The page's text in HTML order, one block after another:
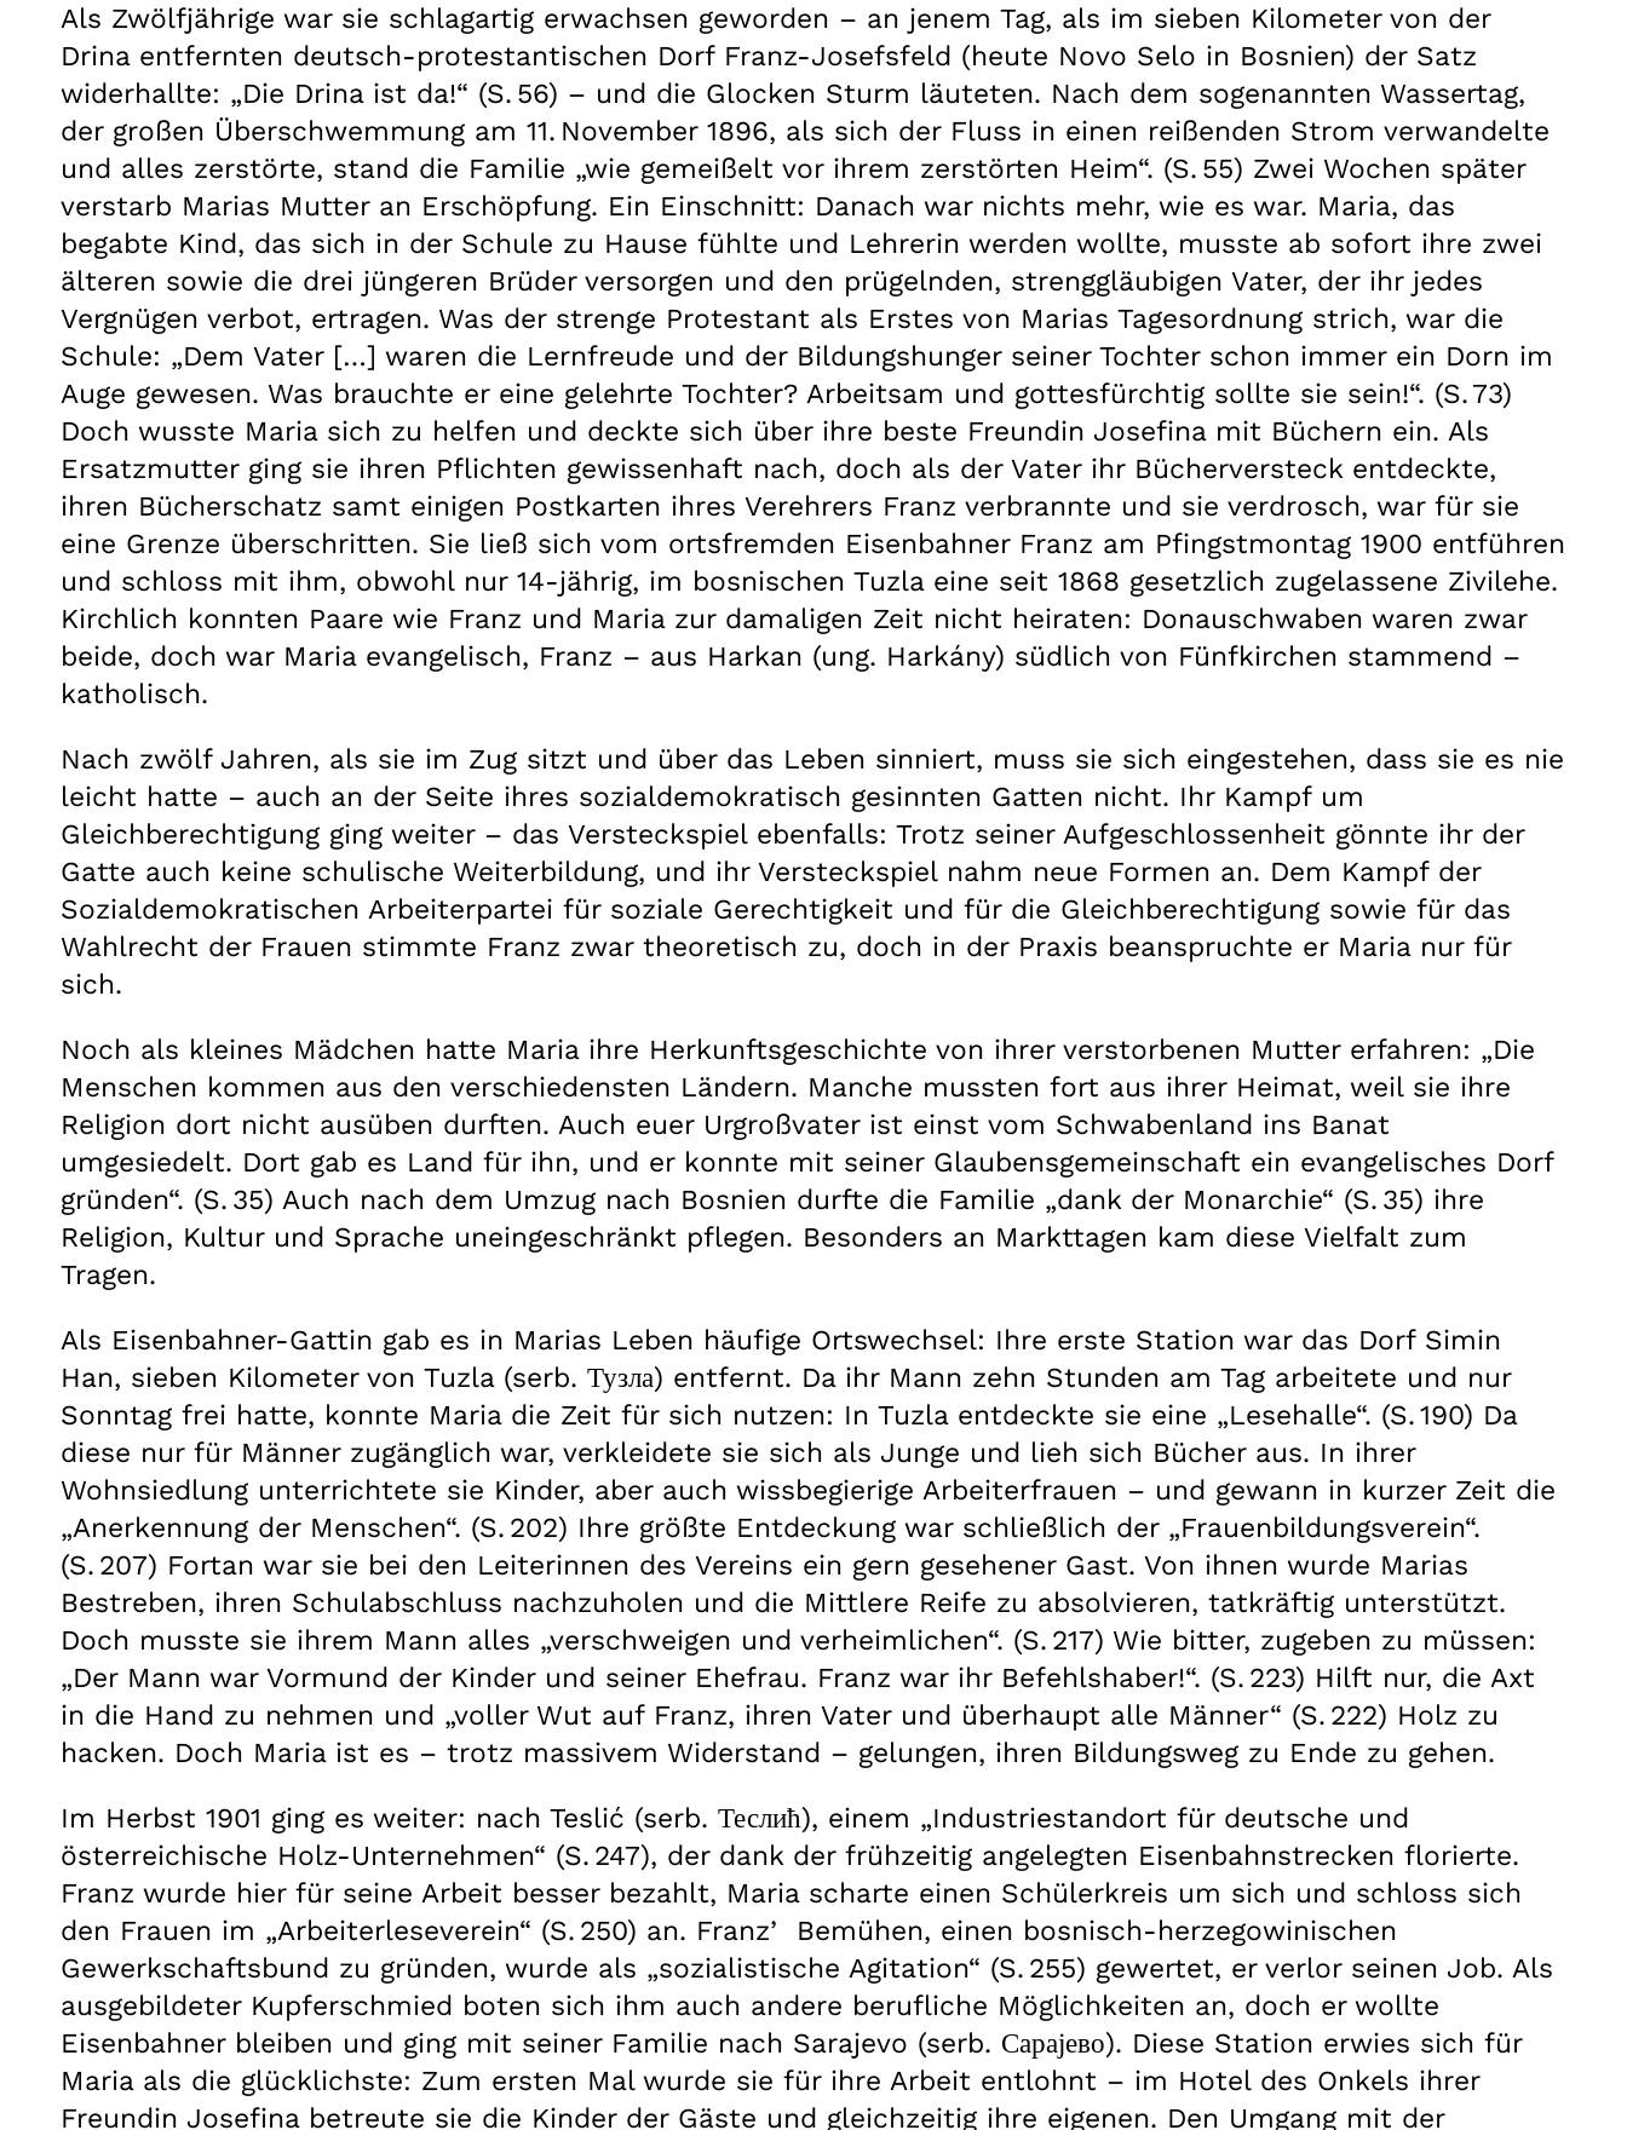
Als Zwölfjährige war sie schlagartig erwachsen geworden – an jenem Tag, als im sieben Kilometer von der
Drina entfernten deutsch-protestantischen Dorf Franz-Josefsfeld (heute Novo Selo in Bosnien) der Satz
widerhallte: „Die Drina ist da!“ (S. 56) – und die Glocken Sturm läuteten. Nach dem sogenannten Wassertag,
der großen Überschwemmung am 11. November 1896, als sich der Fluss in einen reißenden Strom verwandelte
und alles zerstörte, stand die Familie „wie gemeißelt vor ihrem zerstörten Heim“. (S. 55) Zwei Wochen später
verstarb Marias Mutter an Erschöpfung. Ein Einschnitt: Danach war nichts mehr, wie es war. Maria, das
begabte Kind, das sich in der Schule zu Hause fühlte und Lehrerin werden wollte, musste ab sofort ihre zwei
älteren sowie die drei jüngeren Brüder versorgen und den prügelnden, strenggläubigen Vater, der ihr jedes
Vergnügen verbot, ertragen. Was der strenge Protestant als Erstes von Marias Tagesordnung strich, war die
Schule: „Dem Vater […] waren die Lernfreude und der Bildungshunger seiner Tochter schon immer ein Dorn im
Auge gewesen. Was brauchte er eine gelehrte Tochter? Arbeitsam und gottesfürchtig sollte sie sein!“. (S. 73)
Doch wusste Maria sich zu helfen und deckte sich über ihre beste Freundin Josefina mit Büchern ein. Als
Ersatzmutter ging sie ihren Pflichten gewissenhaft nach, doch als der Vater ihr Bücherversteck entdeckte,
ihren Bücherschatz samt einigen Postkarten ihres Verehrers Franz verbrannte und sie verdrosch, war für sie
eine Grenze überschritten. Sie ließ sich vom ortsfremden Eisenbahner Franz am Pfingstmontag 1900 entführen
und schloss mit ihm, obwohl nur 14-jährig, im bosnischen Tuzla eine seit 1868 gesetzlich zugelassene Zivilehe.
Kirchlich konnten Paare wie Franz und Maria zur damaligen Zeit nicht heiraten: Donauschwaben waren zwar
beide, doch war Maria evangelisch, Franz – aus Harkan (ung. Harkány) südlich von Fünfkirchen stammend –
katholisch.
Nach zwölf Jahren, als sie im Zug sitzt und über das Leben sinniert, muss sie sich eingestehen, dass sie es nie
leicht hatte – auch an der Seite ihres sozialdemokratisch gesinnten Gatten nicht. Ihr Kampf um
Gleichberechtigung ging weiter – das Versteckspiel ebenfalls: Trotz seiner Aufgeschlossenheit gönnte ihr der
Gatte auch keine schulische Weiterbildung, und ihr Versteckspiel nahm neue Formen an. Dem Kampf der
Sozialdemokratischen Arbeiterpartei für soziale Gerechtigkeit und für die Gleichberechtigung sowie für das
Wahlrecht der Frauen stimmte Franz zwar theoretisch zu, doch in der Praxis beanspruchte er Maria nur für
sich.
Noch als kleines Mädchen hatte Maria ihre Herkunftsgeschichte von ihrer verstorbenen Mutter erfahren: „Die
Menschen kommen aus den verschiedensten Ländern. Manche mussten fort aus ihrer Heimat, weil sie ihre
Religion dort nicht ausüben durften. Auch euer Urgroßvater ist einst vom Schwabenland ins Banat
umgesiedelt. Dort gab es Land für ihn, und er konnte mit seiner Glaubensgemeinschaft ein evangelisches Dorf
gründen“. (S. 35) Auch nach dem Umzug nach Bosnien durfte die Familie „dank der Monarchie“ (S. 35) ihre
Religion, Kultur und Sprache uneingeschränkt pflegen. Besonders an Markttagen kam diese Vielfalt zum
Tragen.
Als Eisenbahner-Gattin gab es in Marias Leben häufige Ortswechsel: Ihre erste Station war das Dorf Simin
Han, sieben Kilometer von Tuzla (serb. Тузла) entfernt. Da ihr Mann zehn Stunden am Tag arbeitete und nur
Sonntag frei hatte, konnte Maria die Zeit für sich nutzen: In Tuzla entdeckte sie eine „Lesehalle“. (S. 190) Da
diese nur für Männer zugänglich war, verkleidete sie sich als Junge und lieh sich Bücher aus. In ihrer
Wohnsiedlung unterrichtete sie Kinder, aber auch wissbegierige Arbeiterfrauen – und gewann in kurzer Zeit die
„Anerkennung der Menschen“. (S. 202) Ihre größte Entdeckung war schließlich der „Frauenbildungsverein“.
(S. 207) Fortan war sie bei den Leiterinnen des Vereins ein gern gesehener Gast. Von ihnen wurde Marias
Bestreben, ihren Schulabschluss nachzuholen und die Mittlere Reife zu absolvieren, tatkräftig unterstützt.
Doch musste sie ihrem Mann alles „verschweigen und verheimlichen“. (S. 217) Wie bitter, zugeben zu müssen:
„Der Mann war Vormund der Kinder und seiner Ehefrau. Franz war ihr Befehlshaber!“. (S. 223) Hilft nur, die Axt
in die Hand zu nehmen und „voller Wut auf Franz, ihren Vater und überhaupt alle Männer“ (S. 222) Holz zu
hacken. Doch Maria ist es – trotz massivem Widerstand – gelungen, ihren Bildungsweg zu Ende zu gehen.
Im Herbst 1901 ging es weiter: nach Teslić (serb. Теслић), einem „Industriestandort für deutsche und
österreichische Holz-Unternehmen“ (S. 247), der dank der frühzeitig angelegten Eisenbahnstrecken florierte.
Franz wurde hier für seine Arbeit besser bezahlt, Maria scharte einen Schülerkreis um sich und schloss sich
den Frauen im „Arbeiterleseverein“ (S. 250) an. Franzʼ Bemühen, einen bosnisch-herzegowinischen
Gewerkschaftsbund zu gründen, wurde als „sozialistische Agitation“ (S. 255) gewertet, er verlor seinen Job. Als
ausgebildeter Kupferschmied boten sich ihm auch andere berufliche Möglichkeiten an, doch er wollte
Eisenbahner bleiben und ging mit seiner Familie nach Sarajevo (serb. Сарајево). Diese Station erwies sich für
Maria als die glücklichste: Zum ersten Mal wurde sie für ihre Arbeit entlohnt – im Hotel des Onkels ihrer
Freundin Josefina betreute sie die Kinder der Gäste und gleichzeitig ihre eigenen. Den Umgang mit der